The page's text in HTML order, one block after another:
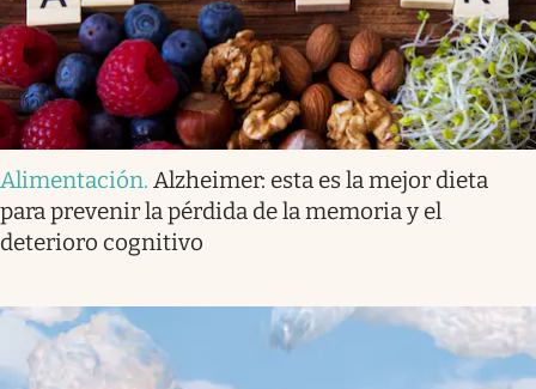
Alimentación. Alzheimer: esta es la mejor dieta
para prevenir la pérdida de la memoria y el
deterioro cognitivo